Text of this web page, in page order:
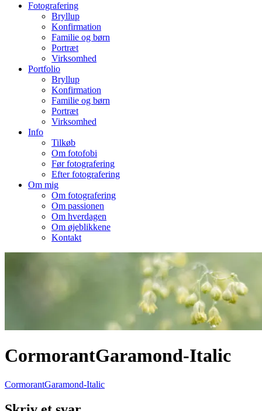
Fotografering
Bryllup
Konfirmation
Familie og børn
Portræt
Virksomhed
Portfolio
Bryllup
Konfirmation
Familie og børn
Portræt
Virksomhed
Info
Tilkøb
Om fotofobi
Før fotografering
Efter fotografering
Om mig
Om fotografering
Om passionen
Om hverdagen
Om øjeblikkene
Kontakt
CormorantGaramond-Italic
CormorantGaramond-Italic